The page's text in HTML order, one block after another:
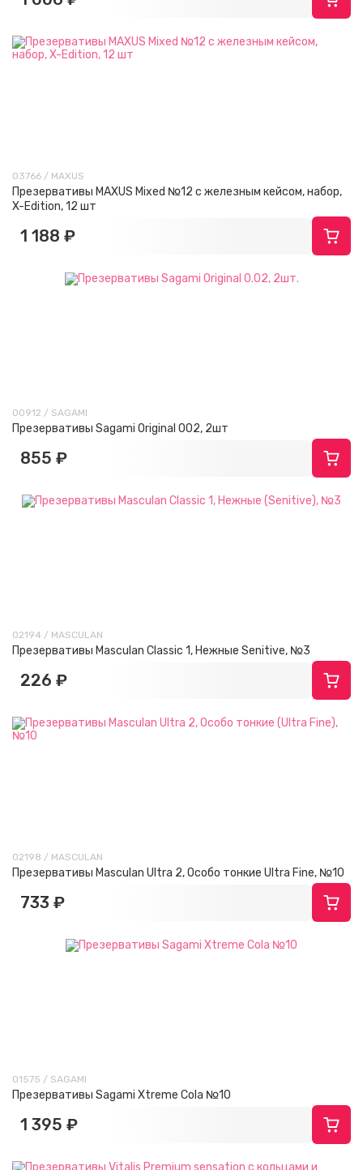
03766 / MAXUS
Презервативы MAXUS Mixed №12 с железным кейсом, набор,
X-Edition, 12 шт
1 188 ₽
00912 / SAGAMI
Презервативы Sagami Original 002, 2шт
855 ₽
02194 / MASCULAN
Презервативы Masculan Classic 1, Нежные Senitive, №3
226 ₽
02198 / MASCULAN
Презервативы Masculan Ultra 2, Особо тонкие Ultra Fine, №10
733 ₽
01575 / SAGAMI
Презервативы Sagami Xtreme Cola №10
1 395 ₽